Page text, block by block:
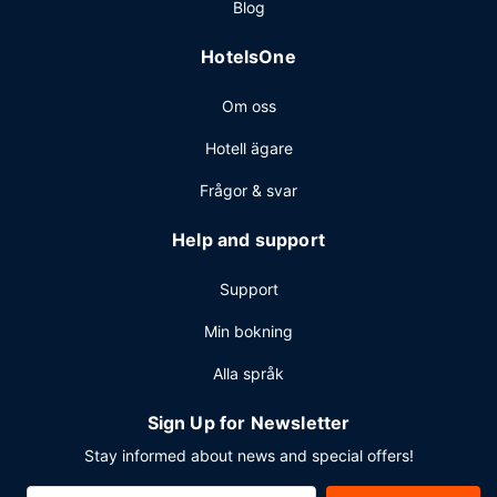
Blog
HotelsOne
Om oss
Hotell ägare
Frågor & svar
Help and support
Support
Min bokning
Alla språk
Sign Up for Newsletter
Stay informed about news and special offers!